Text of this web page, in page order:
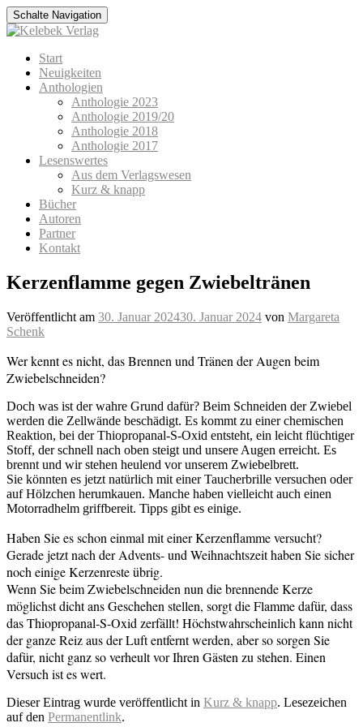
Schalte Navigation
Zum
Inhalt
springen
Start
Neuigkeiten
Anthologien
Anthologie 2023
Anthologie 2019/20
Anthologie 2018
Anthologie 2017
Lesenswertes
Aus dem Verlagswesen
Kurz & knapp
Bücher
Autoren
Partner
Kontakt
Kerzenflamme gegen Zwiebeltränen
Veröffentlicht am 30. Januar 202430. Januar 2024 von Margareta
Schenk
Wer kennt es nicht, das Brennen und Tränen der Augen beim
Zwiebelschneiden?
Doch was ist der wahre Grund dafür? Beim Schneiden der Zwiebel
werden die Zellwände beschädigt. Es kommt zu einer chemischen
Reaktion, bei der Thiopropanal-S-Oxid entsteht, ein leicht flüchtiger
Stoff, der schnell nach oben steigt und unsere Augen erreicht. Es
brennt und wir stehen heulend vor unserem Zwiebelbrett.
Sie könnten es jetzt natürlich mit einer Taucherbrille versuchen oder
aufHölzchen herumkauen. Manche haben vielleicht auch einen
Motorradhelm griffbereit. Tipps gibt es einige.
Haben Sie es schon einmal mit einer Kerzenflamme versucht?
Gerade jetzt nach der Advents- und Weihnachtszeit haben Sie sicher
noch einige Kerzenreste übrig.
Wenn Sie beim Zwiebelschneiden nun die brennende Kerze
möglichst dicht ans Geschehen stellen, sorgt die Flamme dafür, dass
das Thiopropanal-S-Oxid zerfällt! Höchstwahrscheinlich kann nicht
der ganze Reiz aus der Luft entfernt werden, aber so sorgen Sie
dafür, nicht ganz so verheult vor Ihren Gästen zu stehen. Einen
Versuch ist es wert.
Dieser Eintrag wurde veröffentlicht in Kurz & knapp. Lesezeichen
auf den Permanentlink.